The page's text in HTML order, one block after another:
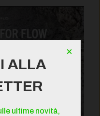
ALLA
ultime novità,
×